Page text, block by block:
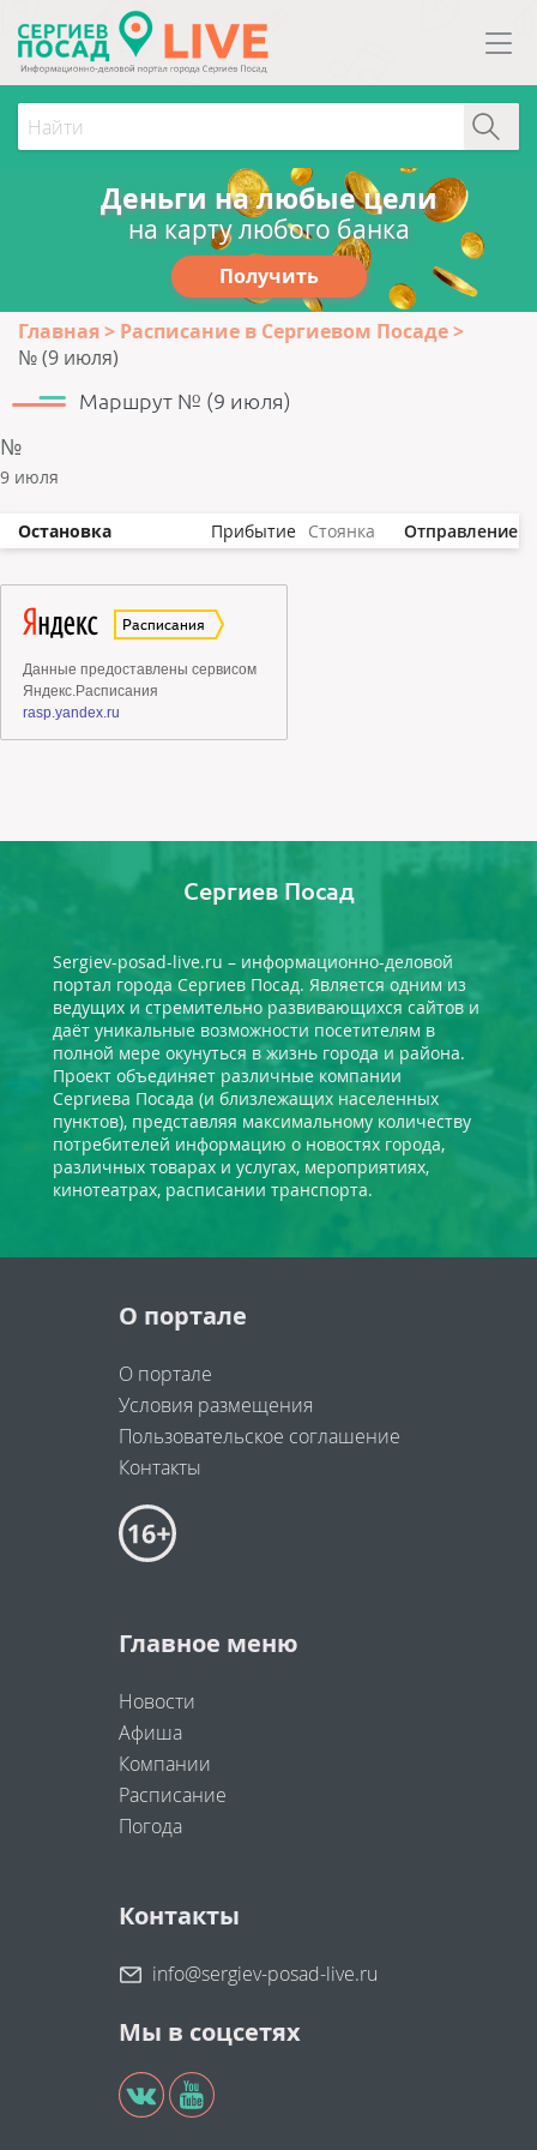
Деньги на любые цели
на карту любого банка
Получить
Главная
Расписание в Сергиевом Посаде
№ (9 июля)
Маршрут № (9 июля)
№
9 июля
Остановка Прибытие Стоянка Отправление
Сергиев Посад
Sergiev-posad-live.ru – информационно-деловой
портал города Сергиев Посад. Является одним из
ведущих и стремительно развивающихся сайтов и
даёт уникальные возможности посетителям в
полной мере окунуться в жизнь города и района.
Проект объединяет различные компании
Сергиева Посада (и близлежащих населенных
пунктов), представляя максимальному количеству
потребителей информацию о новостях города,
различных товарах и услугах, мероприятиях,
кинотеатрах, расписании транспорта.
О портале
О портале
Условия размещения
Пользовательское соглашение
Контакты
Главное меню
Новости
Афиша
Компании
Расписание
Погода
Контакты
info@sergiev-posad-live.ru
Мы в соцсетях